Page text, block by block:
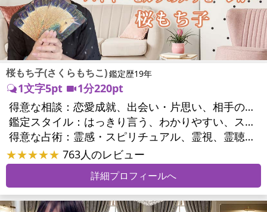
桜もち子(さくらもちこ)鑑定歴19年
1文字5pt
1分220pt
得意な相談：
恋愛成就、出会い・片思い、相手の気持ち、相性、縁結び、結婚、二人の今後、複雑な恋愛、三角関係、略奪愛、浮気、不倫、復活愛、復縁、同性愛・LGBT、人間関係、対人関係、仕事運、転職、人生全般、経営相談、ビジネスチャンス、ビジネスパートナー、家族関係、夫婦関係、家庭問題、心の問題、うつ、いじめ、人生相談、霊的問題、ご先祖様、守護霊様、魂の本質、パワーストーン選択、開運指導、金運、縁切り
鑑定スタイル：
はっきり言う、わかりやすい、スピード鑑定、具体的、的確、納得感、聞き上手、とても話しやすい、じっくり聞いてくれる、愛にあふれ温かい、勇気をくれる、前向き・元気になれる、実力派
得意な占術：
霊感・スピリチュアル、霊視、霊聴、未来予知、前世・来世、波動修正、エネルギー調整、ソウルメイト、チャクラ、チャネリング、タロット、オラクルカード、姓名判断、九星気学、四柱推命、カラー診断、夢診断、易学、陰陽五行、祈祷、祈願、縁結び、除霊、縁切り、パワーストーン、水晶、ヒーリング
★★★★★ 763人のレビュー
詳細プロフィールへ